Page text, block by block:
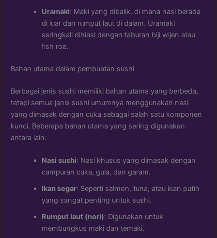
Uramaki: Maki yang dibalik, di mana nasi berada
di luar dan rumput laut di dalam. Uramaki
seringkali dihiasi dengan taburan biji wijen atau
fish roe.
Bahan utama dalam pembuatan sushi
Berbagai jenis sushi memiliki bahan utama yang berbeda,
tetapi semua jenis sushi umumnya menggunakan nasi
yang dimasak dengan cuka sebagai salah satu komponen
kunci. Beberapa bahan utama yang sering digunakan
antara lain:
Nasi sushi: Nasi khusus yang dimasak dengan
campuran cuka, gula, dan garam.
Ikan segar: Seperti salmon, tuna, atau ikan putih
yang sangat penting untuk sushi.
Rumput laut (nori): Digunakan untuk
membungkus maki dan temaki.